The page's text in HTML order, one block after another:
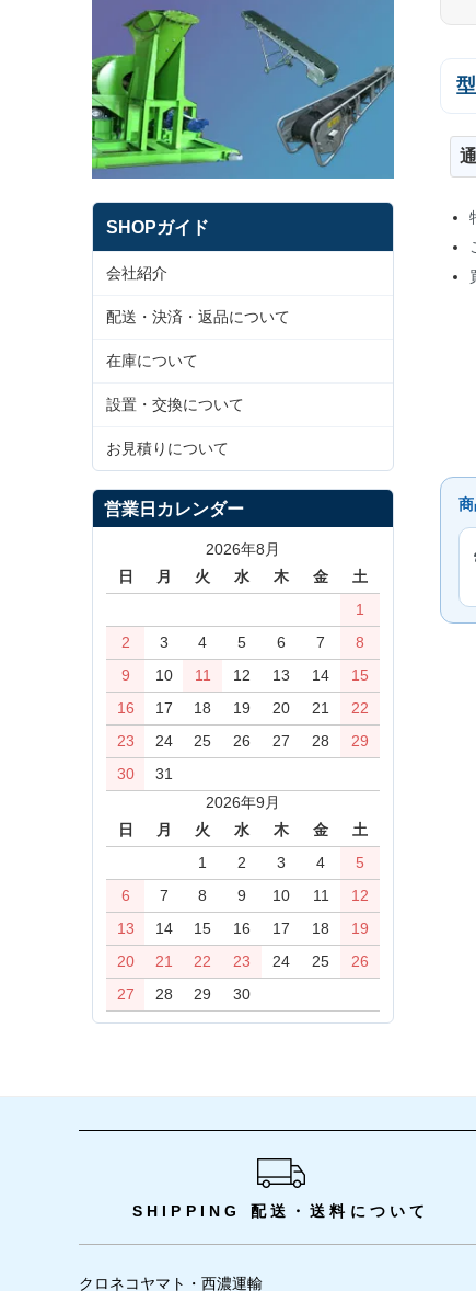
SHOPガイド
会社紹介
配送・決済・返品について
在庫について
設置・交換について
お見積りについて
営業日カレンダー
2026年8月
日
月 火 水 木 金
土
1
2
3 4 5 6 7
8
9
10 11 12 13 14
15
16
17 18 19 20 21
22
23
24 25 26 27 28
29
30
31
2026年9月
日
月 火 水 木 金
土
1
2 3 4
5
6
7 8 9 10 11
12
13
14 15 16 17 18
19
20
21 22 23 24 25
26
27
28 29 30
SHIPPING 配送・送料について
クロネコヤマト・西濃運輸